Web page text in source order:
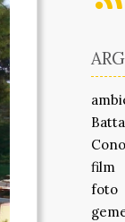
film
foto